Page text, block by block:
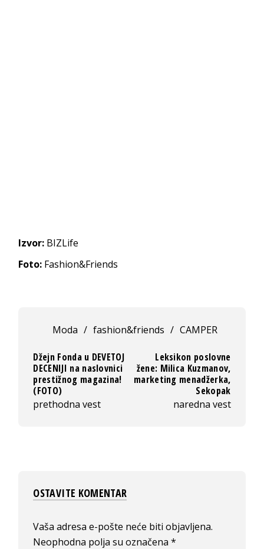
Izvor: BIZLife
Foto: Fashion&Friends
Moda / fashion&friends / CAMPER
Džejn Fonda u DEVETOJ
DECENIJI na naslovnici
prestižnog magazina!
(FOTO)
prethodna vest
Leksikon poslovne
žene: Milica Kuzmanov,
marketing menadžerka,
Sekopak
naredna vest
OSTAVITE KOMENTAR
Vaša adresa e-pošte neće biti objavljena.
Neophodna polja su označena*